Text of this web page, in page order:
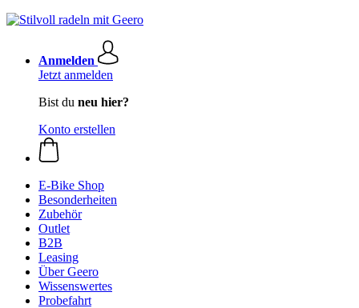
Anmelden
Jetzt anmelden
Bist du neu hier?
Konto erstellen
E-Bike Shop
Besonderheiten
Zubehör
Outlet
B2B
Leasing
Über Geero
Wissenswertes
Probefahrt